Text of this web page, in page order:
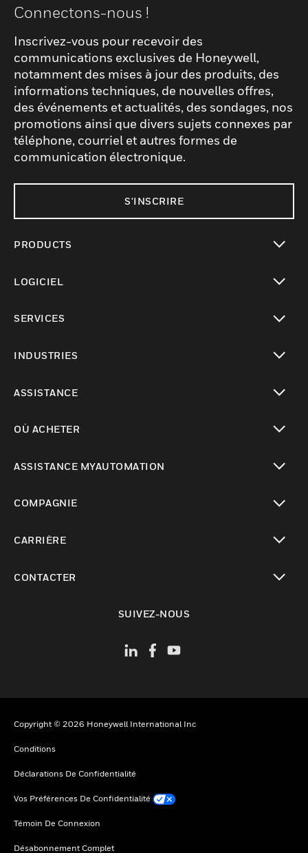
Connectons-nous !
Inscrivez-vous pour recevoir des
communications exclusives de Honeywell,
notamment des mises à jour des produits, des
informations techniques, de nouvelles offres,
des événements et actualités, des sondages, nos
promotions ainsi que divers sujets connexes par
téléphone, courriel et autres formes de
communication électronique.
S'INSCRIRE
PRODUCTS
LOGICIEL
SERVICES
INDUSTRIES
ASSISTANCE
OÙ ACHETER
ASSISTANCE MYAUTOMATION
COMPAGNIE
CARRIÈRE
CONTACTER
SUIVEZ-NOUS
Copyright © 2026 Honeywell International Inc
Conditions
Déclarations De Confidentialité
Vos Préférences De Confidentialité
Témoin De Connexion
Désabonnement Complet